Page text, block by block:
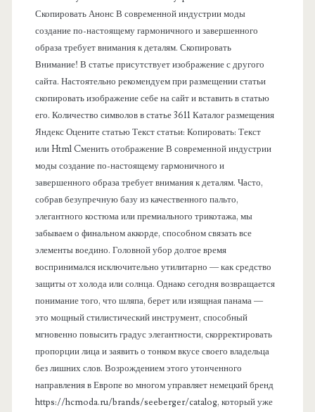
Скопировать Анонс В современной индустрии моды
создание по-настоящему гармоничного и завершенного
образа требует внимания к деталям. Скопировать
Внимание! В статье присутствует изображение с другого
сайта. Настоятельно рекомендуем при размещении статьи
скопировать изображение себе на сайт и вставить в статью
его. Количество символов в статье 3611 Каталог размещения
Яндекс Оцените статью Текст статьи: Копировать: Текст
или Html Cменить отображение В современной индустрии
моды создание по-настоящему гармоничного и
завершенного образа требует внимания к деталям. Часто,
собрав безупречную базу из качественного пальто,
элегантного костюма или премиального трикотажа, мы
забываем о финальном аккорде, способном связать все
элементы воедино. Головной убор долгое время
воспринимался исключительно утилитарно — как средство
защиты от холода или солнца. Однако сегодня возвращается
понимание того, что шляпа, берет или изящная панама —
это мощный стилистический инструмент, способный
мгновенно повысить градус элегантности, скорректировать
пропорции лица и заявить о тонком вкусе своего владельца
без лишних слов. Возрождением этого утонченного
направления в Европе во многом управляет немецкий бренд
https://hcmoda.ru/brands/seeberger/catalog, который уже